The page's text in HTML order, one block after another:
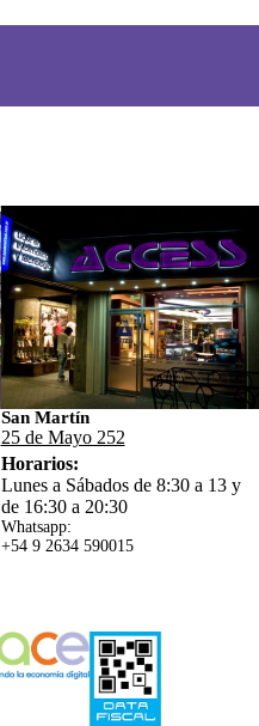
San Martín
25 de Mayo 252
Horarios:
Lunes a Sábados de 8:30 a 13 y
de 16:30 a 20:30
Whatsapp:
+54 9 2634 590015